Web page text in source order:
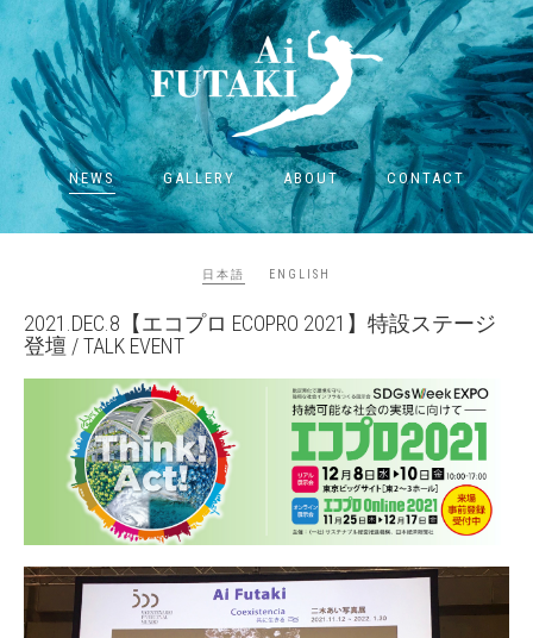
NEWS GALLERY ABOUT CONTACT
日本語 ENGLISH
2021.DEC.8【エコプロ ECOPRO 2021】特設ステージ
登壇 / TALK EVENT